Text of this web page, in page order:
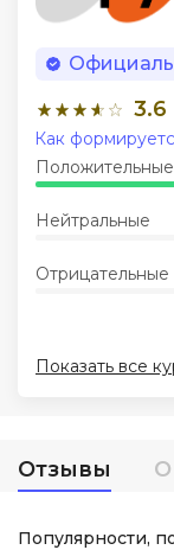
3.6
Положительные
Нейтральные
Отрицательные
Как
Показать все
Отзывы
Популярности,
Дизайн
Soft Skills
Акции и